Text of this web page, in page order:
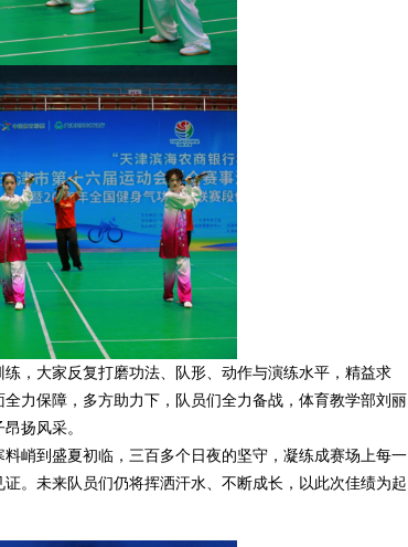
大家反复打磨功法、队形、动作与演练水平，精益求
力保障，多方助力下，队员们全力备战，体育教学部刘丽
扬风采。
料峭到盛夏初临，三百多个日夜的坚守，凝练成赛场上每一
。未来队员们仍将挥洒汗水、不断成长，以此次佳绩为起